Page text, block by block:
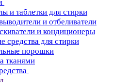
и таблетки для стирки
и отбеливатели
и кондиционеры
средства для стирки
порошки
тканями